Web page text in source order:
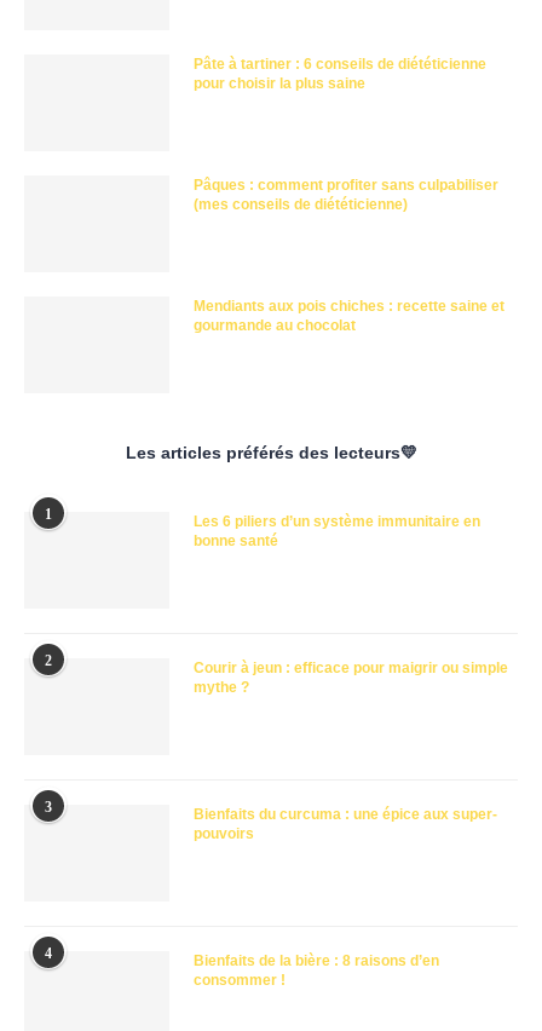
Pâte à tartiner : 6 conseils de diététicienne
pour choisir la plus saine
Pâques : comment profiter sans culpabiliser
(mes conseils de diététicienne)
Mendiants aux pois chiches : recette saine et
gourmande au chocolat
Les articles préférés des lecteurs💛
1
Les 6 piliers d’un système immunitaire en
bonne santé
2
Courir à jeun : efficace pour maigrir ou simple
mythe ?
3
Bienfaits du curcuma : une épice aux super-
pouvoirs
4
Bienfaits de la bière : 8 raisons d’en
consommer !